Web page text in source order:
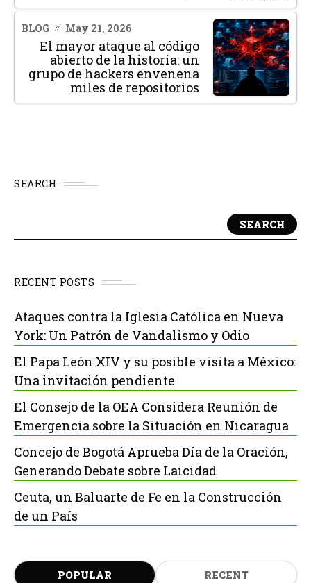
BLOG May 21, 2026
El mayor ataque al código
abierto de la historia: un
grupo de hackers envenena
miles de repositorios
SEARCH
SEARCH
RECENT POSTS
Ataques contra la Iglesia Católica en Nueva
York: Un Patrón de Vandalismo y Odio
El Papa León XIV y su posible visita a México:
Una invitación pendiente
El Consejo de la OEA Considera Reunión de
Emergencia sobre la Situación en Nicaragua
Concejo de Bogotá Aprueba Día de la Oración,
Generando Debate sobre Laicidad
Ceuta, un Baluarte de Fe en la Construcción
de un País
POPULAR RECENT